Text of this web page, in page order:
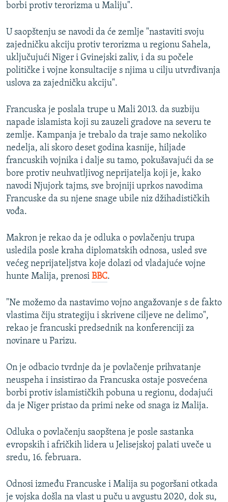
borbi protiv terorizma u Maliju".
U saopštenju se navodi da će zemlje "nastaviti svoju
zajedničku akciju protiv terorizma u regionu Sahela,
uključujući Niger i Gvinejski zaliv, i da su počele
političke i vojne konsultacije s njima u cilju utvrđivanja
uslova za zajedničku akciju".
Francuska je poslala trupe u Mali 2013. da suzbiju
napade islamista koji su zauzeli gradove na severu te
zemlje. Kampanja je trebalo da traje samo nekoliko
nedelja, ali skoro deset godina kasnije, hiljade
francuskih vojnika i dalje su tamo, pokušavajući da se
bore protiv neuhvatljivog neprijatelja koji je, kako
navodi Njujork tajms, sve brojniji uprkos navodima
Francuske da su njene snage ubile niz džihadističkih
vođa.
Makron je rekao da je odluka o povlačenju trupa
usledila posle kraha diplomatskih odnosa, usled sve
većeg neprijateljstva koje dolazi od vladajuće vojne
hunte Malija, prenosi BBC.
"Ne možemo da nastavimo vojno angažovanje s de fakto
vlastima čiju strategiju i skrivene ciljeve ne delimo",
rekao je francuski predsednik na konferenciji za
novinare u Parizu.
On je odbacio tvrdnje da je povlačenje prihvatanje
neuspeha i insistirao da Francuska ostaje posvećena
borbi protiv islamističkih pobuna u regionu, dodajući
da je Niger pristao da primi neke od snaga iz Malija.
Odluka o povlačenju saopštena je posle sastanka
evropskih i afričkih lidera u Jelisejskoj palati uveče u
sredu, 16. februara.
Odnosi između Francuske i Malija su pogoršani otkada
je vojska došla na vlast u puču u avgustu 2020, dok su,